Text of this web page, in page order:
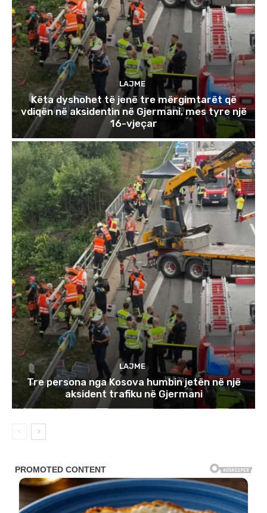
LAJME
Këta dyshohet të jenë tre mërgimtarët që
vdiqën në aksidentin në Gjermani, mes tyre një
16-vjeçar
LAJME
Tre persona nga Kosova humbin jetën në një
aksident trafiku në Gjermani